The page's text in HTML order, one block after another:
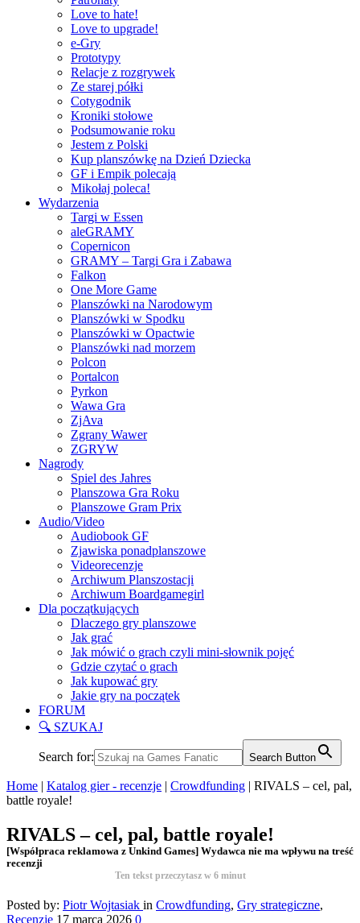
Love to hate!
Love to upgrade!
e-Gry
Prototypy
Relacje z rozgrywek
Ze starej półki
Cotygodnik
Kroniki stołowe
Podsumowanie roku
Jestem z Polski
Kup planszówkę na Dzień Dziecka
GF i Empik polecają
Mikołaj poleca!
Wydarzenia
Targi w Essen
aleGRAMY
Copernicon
GRAMY – Targi Gra i Zabawa
Falkon
One More Game
Planszówki na Narodowym
Planszówki w Spodku
Planszówki w Opactwie
Planszówki nad morzem
Polcon
Portalcon
Pyrkon
Wawa Gra
ZjAva
Zgrany Wawer
ZGRYW
Nagrody
Spiel des Jahres
Planszowa Gra Roku
Planszowe Gram Prix
Audio/Video
Audiobook GF
Zjawiska ponadplanszowe
Videorecenzje
Archiwum Planszostacji
Archiwum Boardgamegirl
Dla początkujących
Dlaczego gry planszowe
Jak grać
Jak mówić o grach czyli mini-słownik pojęć
Gdzie czytać o grach
Jak kupować gry
Jakie gry na początek
FORUM
🔍 SZUKAJ
Search for: Search Button
Home | Katalog gier - recenzje | Crowdfunding | RIVALS – cel, pal,
battle royale!
RIVALS – cel, pal, battle royale!
[Współpraca reklamowa z Unkind Games] Wydawca nie ma wpływu na treść
recenzji
Ten tekst przeczytasz w 6 minut
Posted by: Piotr Wojtasiak in Crowdfunding, Gry strategiczne,
Recenzje 17 marca 2026 0